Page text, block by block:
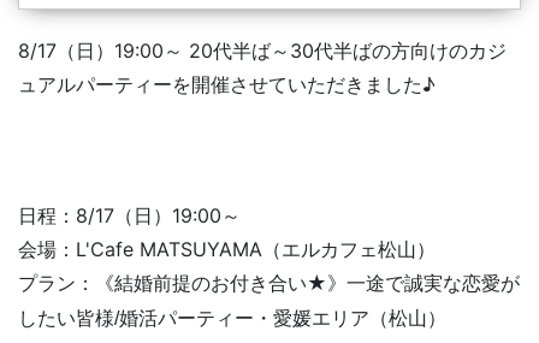
8/17（日）19:00～ 20代半ば～30代半ばの方向けのカジ
ュアルパーティーを開催させていただきました♪
日程：8/17（日）19:00～
会場：L'Cafe MATSUYAMA（エルカフェ松山）
プラン：
《結婚前提のお付き合い★》一途で誠実な恋愛が
したい皆様/婚活パーティー・愛媛エリア（松山）